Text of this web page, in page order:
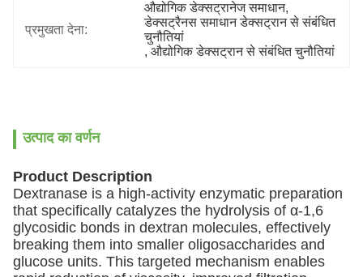
प्रमुखता देना:
औद्योगिक डेक्सट्रानेज समाधान,
डेक्सट्रैनस समाधान डेक्सट्रान से संबंधित
चुनौतियां
, औद्योगिक डेक्सट्रान से संबंधित चुनौतियां
उत्पाद का वर्णन
Product Description
Dextranase is a high-activity enzymatic preparation
that specifically catalyzes the hydrolysis of α-1,6
glycosidic bonds in dextran molecules, effectively
breaking them into smaller oligosaccharides and
glucose units. This targeted mechanism enables